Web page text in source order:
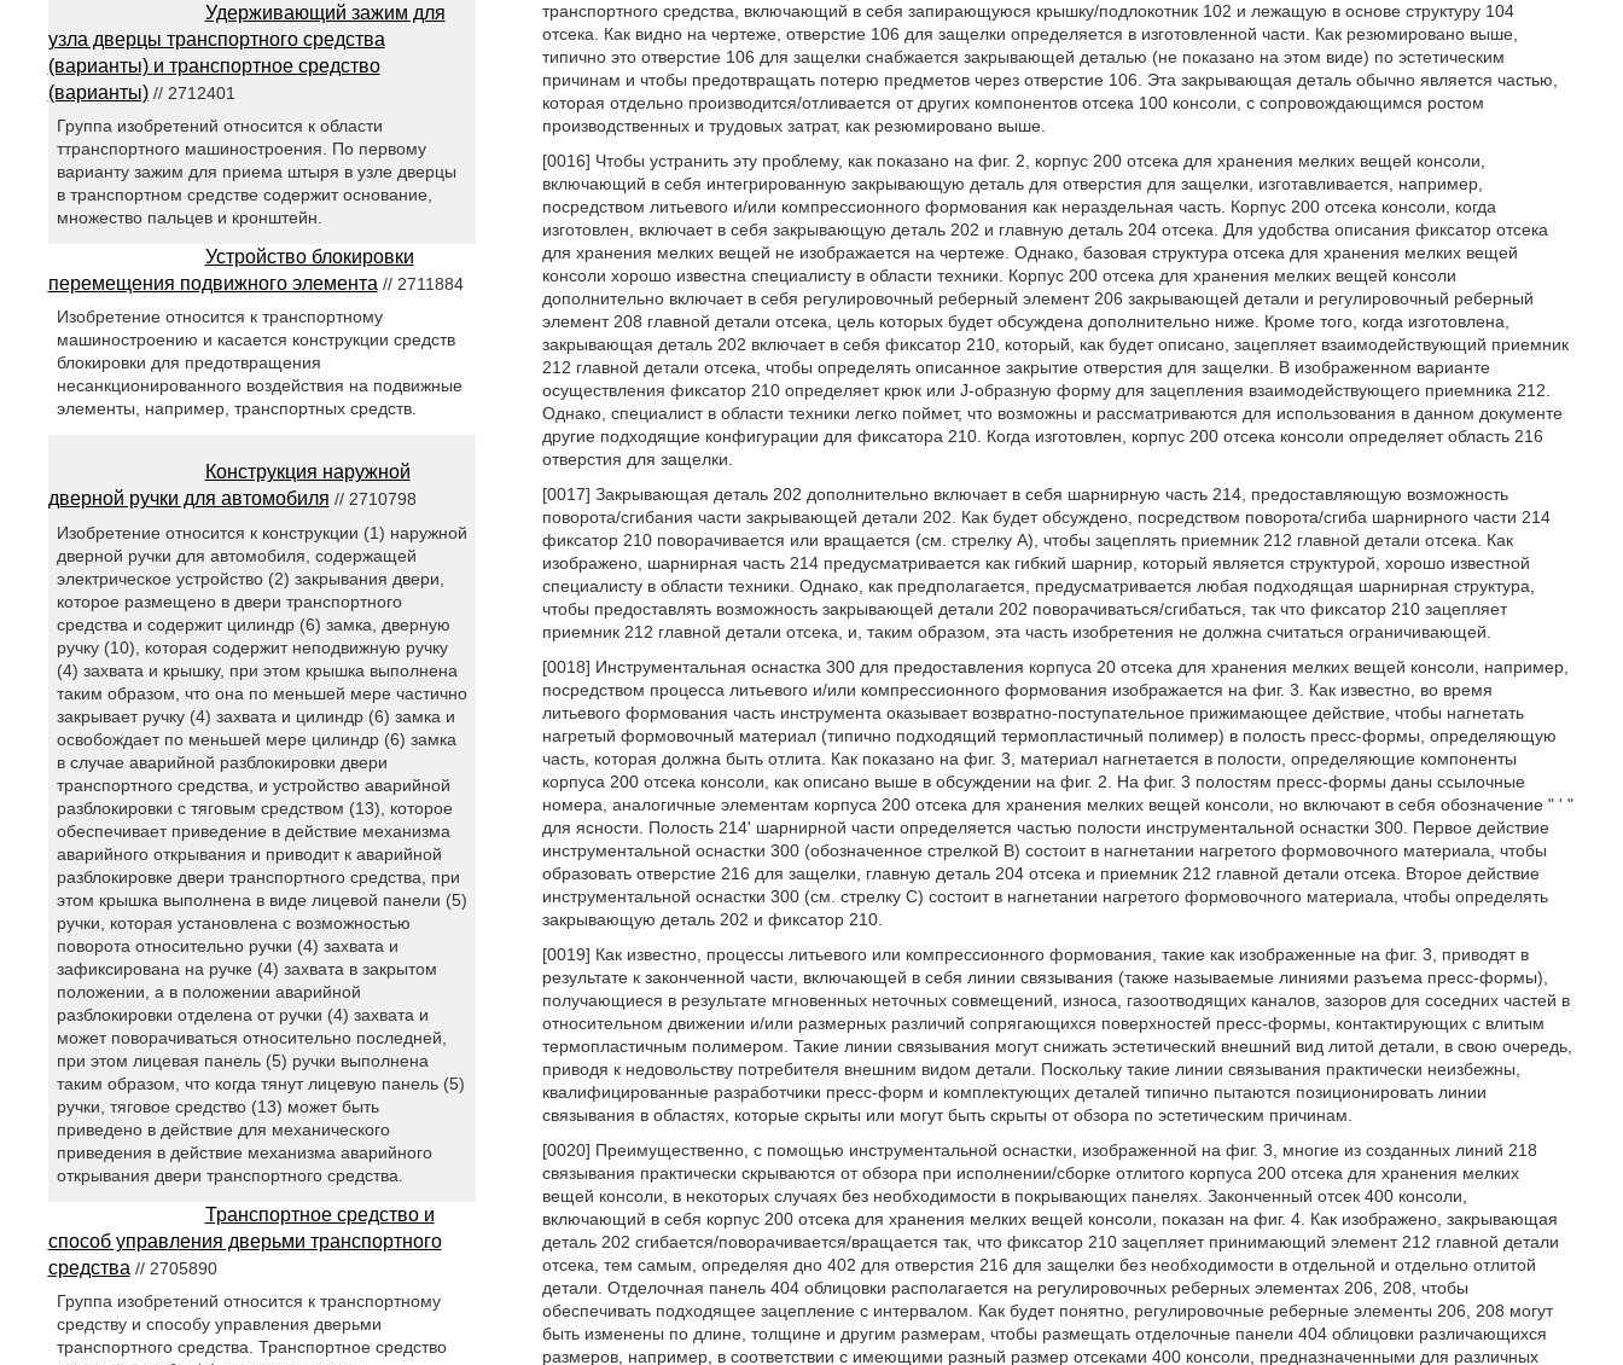
транспортного средства, включающий в себя запирающуюся крышку/подлокотник 102 и лежащую в основе структуру 104
отсека. Как видно на чертеже, отверстие 106 для защелки определяется в изготовленной части. Как резюмировано выше,
типично это отверстие 106 для защелки снабжается закрывающей деталью (не показано на этом виде) по эстетическим
причинам и чтобы предотвращать потерю предметов через отверстие 106. Эта закрывающая деталь обычно является частью,
которая отдельно производится/отливается от других компонентов отсека 100 консоли, с сопровождающимся ростом
производственных и трудовых затрат, как резюмировано выше.
[0016] Чтобы устранить эту проблему, как показано на фиг. 2, корпус 200 отсека для хранения мелких вещей консоли,
включающий в себя интегрированную закрывающую деталь для отверстия для защелки, изготавливается, например,
посредством литьевого и/или компрессионного формования как нераздельная часть. Корпус 200 отсека консоли, когда
изготовлен, включает в себя закрывающую деталь 202 и главную деталь 204 отсека. Для удобства описания фиксатор отсека
для хранения мелких вещей не изображается на чертеже. Однако, базовая структура отсека для хранения мелких вещей
консоли хорошо известна специалисту в области техники. Корпус 200 отсека для хранения мелких вещей консоли
дополнительно включает в себя регулировочный реберный элемент 206 закрывающей детали и регулировочный реберный
элемент 208 главной детали отсека, цель которых будет обсуждена дополнительно ниже. Кроме того, когда изготовлена,
закрывающая деталь 202 включает в себя фиксатор 210, который, как будет описано, зацепляет взаимодействующий приемник
212 главной детали отсека, чтобы определять описанное закрытие отверстия для защелки. В изображенном варианте
осуществления фиксатор 210 определяет крюк или J-образную форму для зацепления взаимодействующего приемника 212.
Однако, специалист в области техники легко поймет, что возможны и рассматриваются для использования в данном документе
другие подходящие конфигурации для фиксатора 210. Когда изготовлен, корпус 200 отсека консоли определяет область 216
отверстия для защелки.
[0017] Закрывающая деталь 202 дополнительно включает в себя шарнирную часть 214, предоставляющую возможность
поворота/сгибания части закрывающей детали 202. Как будет обсуждено, посредством поворота/сгиба шарнирного части 214
фиксатор 210 поворачивается или вращается (см. стрелку A), чтобы зацеплять приемник 212 главной детали отсека. Как
изображено, шарнирная часть 214 предусматривается как гибкий шарнир, который является структурой, хорошо известной
специалисту в области техники. Однако, как предполагается, предусматривается любая подходящая шарнирная структура,
чтобы предоставлять возможность закрывающей детали 202 поворачиваться/сгибаться, так что фиксатор 210 зацепляет
приемник 212 главной детали отсека, и, таким образом, эта часть изобретения не должна считаться ограничивающей.
[0018] Инструментальная оснастка 300 для предоставления корпуса 20 отсека для хранения мелких вещей консоли, например,
посредством процесса литьевого и/или компрессионного формования изображается на фиг. 3. Как известно, во время
литьевого формования часть инструмента оказывает возвратно-поступательное прижимающее действие, чтобы нагнетать
нагретый формовочный материал (типично подходящий термопластичный полимер) в полость пресс-формы, определяющую
часть, которая должна быть отлита. Как показано на фиг. 3, материал нагнетается в полости, определяющие компоненты
корпуса 200 отсека консоли, как описано выше в обсуждении на фиг. 2. На фиг. 3 полостям пресс-формы даны ссылочные
номера, аналогичные элементам корпуса 200 отсека для хранения мелких вещей консоли, но включают в себя обозначение " ' "
для ясности. Полость 214' шарнирной части определяется частью полости инструментальной оснастки 300. Первое действие
инструментальной оснастки 300 (обозначенное стрелкой B) состоит в нагнетании нагретого формовочного материала, чтобы
образовать отверстие 216 для защелки, главную деталь 204 отсека и приемник 212 главной детали отсека. Второе действие
инструментальной оснастки 300 (см. стрелку C) состоит в нагнетании нагретого формовочного материала, чтобы определять
закрывающую деталь 202 и фиксатор 210.
[0019] Как известно, процессы литьевого или компрессионного формования, такие как изображенные на фиг. 3, приводят в
результате к законченной части, включающей в себя линии связывания (также называемые линиями разъема пресс-формы),
получающиеся в результате мгновенных неточных совмещений, износа, газоотводящих каналов, зазоров для соседних частей в
относительном движении и/или размерных различий сопрягающихся поверхностей пресс-формы, контактирующих с влитым
термопластичным полимером. Такие линии связывания могут снижать эстетический внешний вид литой детали, в свою очередь,
приводя к недовольству потребителя внешним видом детали. Поскольку такие линии связывания практически неизбежны,
квалифицированные разработчики пресс-форм и комплектующих деталей типично пытаются позиционировать линии
связывания в областях, которые скрыты или могут быть скрыты от обзора по эстетическим причинам.
[0020] Преимущественно, с помощью инструментальной оснастки, изображенной на фиг. 3, многие из созданных линий 218
связывания практически скрываются от обзора при исполнении/сборке отлитого корпуса 200 отсека для хранения мелких
вещей консоли, в некоторых случаях без необходимости в покрывающих панелях. Законченный отсек 400 консоли,
включающий в себя корпус 200 отсека для хранения мелких вещей консоли, показан на фиг. 4. Как изображено, закрывающая
деталь 202 сгибается/поворачивается/вращается так, что фиксатор 210 зацепляет принимающий элемент 212 главной детали
отсека, тем самым, определяя дно 402 для отверстия 216 для защелки без необходимости в отдельной и отдельно отлитой
детали. Отделочная панель 404 облицовки располагается на регулировочных реберных элементах 206, 208, чтобы
обеспечивать подходящее зацепление с интервалом. Как будет понятно, регулировочные реберные элементы 206, 208 могут
быть изменены по длине, толщине и другим размерам, чтобы размещать отделочные панели 404 облицовки различающихся
размеров, например, в соответствии с имеющими разный размер отсеками 400 консоли, предназначенными для различных
Удерживающий зажим для
узла дверцы транспортного средства
(варианты) и транспортное средство
(варианты)// 2712401
Группа изобретений относится к области
ттранспортного машиностроения. По первому
варианту зажим для приема штыря в узле дверцы
в транспортном средстве содержит основание,
множество пальцев и кронштейн.
Устройство блокировки
перемещения подвижного элемента// 2711884
Изобретение относится к транспортному
машиностроению и касается конструкции средств
блокировки для предотвращения
несанкционированного воздействия на подвижные
элементы, например, транспортных средств.
Конструкция наружной
дверной ручки для автомобиля // 2710798
Изобретение относится к конструкции (1) наружной
дверной ручки для автомобиля, содержащей
электрическое устройство (2) закрывания двери,
которое размещено в двери транспортного
средства и содержит цилиндр (6) замка, дверную
ручку (10), которая содержит неподвижную ручку
(4) захвата и крышку, при этом крышка выполнена
таким образом, что она по меньшей мере частично
закрывает ручку (4) захвата и цилиндр (6) замка и
освобождает по меньшей мере цилиндр (6) замка
в случае аварийной разблокировки двери
транспортного средства, и устройство аварийной
разблокировки с тяговым средством (13), которое
обеспечивает приведение в действие механизма
аварийного открывания и приводит к аварийной
разблокировке двери транспортного средства, при
этом крышка выполнена в виде лицевой панели (5)
ручки, которая установлена с возможностью
поворота относительно ручки (4) захвата и
зафиксирована на ручке (4) захвата в закрытом
положении, а в положении аварийной
разблокировки отделена от ручки (4) захвата и
может поворачиваться относительно последней,
при этом лицевая панель (5) ручки выполнена
таким образом, что когда тянут лицевую панель (5)
ручки, тяговое средство (13) может быть
приведено в действие для механического
приведения в действие механизма аварийного
открывания двери транспортного средства.
Транспортное средство и
способ управления дверьми транспортного
средства // 2705890
Группа изобретений относится к транспортному
средству и способу управления дверьми
транспортного средства. Транспортное средство